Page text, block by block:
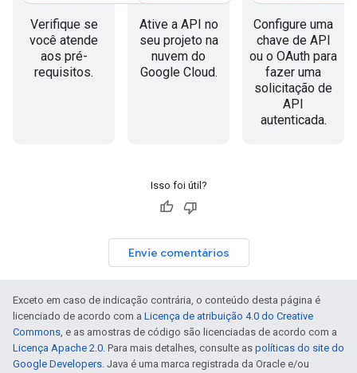
Verifique se
você atende
aos pré-
requisitos.
Ative a API no
seu projeto na
nuvem do
Google Cloud.
Configure uma
chave de API
ou o OAuth para
fazer uma
solicitação de
API
autenticada.
Isso foi útil?
Envie comentários
Exceto em caso de indicação contrária, o conteúdo desta página é
licenciado de acordo com a Licença de atribuição 4.0 do Creative
Commons, e as amostras de código são licenciadas de acordo com a
Licença Apache 2.0. Para mais detalhes, consulte as políticas do site do
Google Developers. Java é uma marca registrada da Oracle e/ou